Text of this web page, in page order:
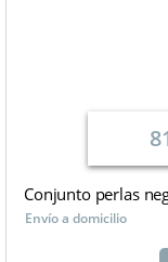
Conjunto perlas
Envío a domicilio